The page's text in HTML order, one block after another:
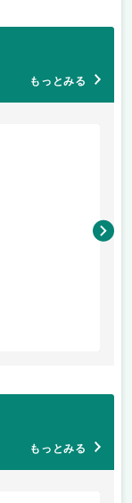
もっとみる
白
もっとみる